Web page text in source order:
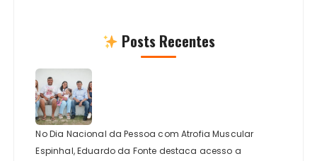
Posts Recentes
No Dia Nacional da Pessoa com Atrofia Muscular
Espinhal, Eduardo da Fonte destaca acesso a